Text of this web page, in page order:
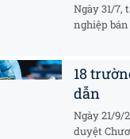
Ngày 31/7,
nghiệp bán
18
dẫn
Ngày 21/9/
duyệt